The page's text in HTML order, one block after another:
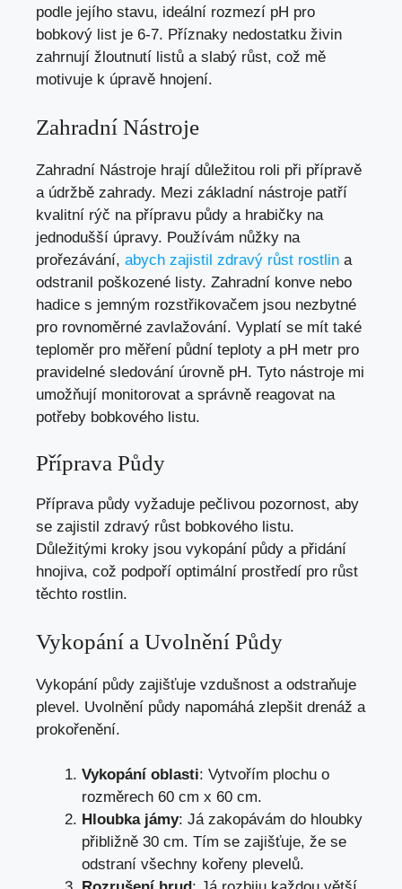
podle jejího stavu, ideální rozmezí pH pro
bobkový list je 6-7. Příznaky nedostatku živin
zahrnují žloutnutí listů a slabý růst, což mě
motivuje k úpravě hnojení.
Zahradní Nástroje
Zahradní Nástroje hrají důležitou roli při přípravě
a údržbě zahrady. Mezi základní nástroje patří
kvalitní rýč na přípravu půdy a hrabičky na
jednodušší úpravy. Používám nůžky na
prořezávání, abych zajistil zdravý růst rostlin a
odstranil poškozené listy. Zahradní konve nebo
hadice s jemným rozstřikovačem jsou nezbytné
pro rovnoměrné zavlažování. Vyplatí se mít také
teploměr pro měření půdní teploty a pH metr pro
pravidelné sledování úrovně pH. Tyto nástroje mi
umožňují monitorovat a správně reagovat na
potřeby bobkového listu.
Příprava Půdy
Příprava půdy vyžaduje pečlivou pozornost, aby
se zajistil zdravý růst bobkového listu.
Důležitými kroky jsou vykopání půdy a přidání
hnojiva, což podpoří optimální prostředí pro růst
těchto rostlin.
Vykopání a Uvolnění Půdy
Vykopání půdy zajišťuje vzdušnost a odstraňuje
plevel. Uvolnění půdy napomáhá zlepšit drenáž a
prokořenění.
Vykopání oblasti: Vytvořím plochu o
rozměrech 60 cm x 60 cm.
Hloubka jámy: Já zakopávám do hloubky
přibližně 30 cm. Tím se zajišťuje, že se
odstraní všechny kořeny plevelů.